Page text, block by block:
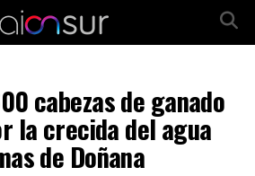
cabezas de ganado
la crecida del agua
de Doñana